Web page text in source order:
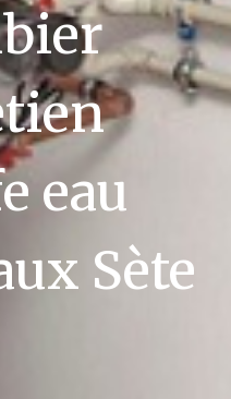
eau
Sète